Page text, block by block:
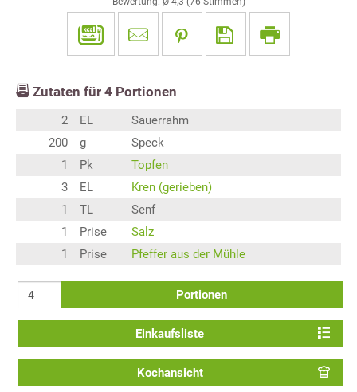
Zutaten für 4 Portionen
2 EL
Sauerrahm
200
g
Speck
1
Pk
Topfen
3
EL
Kren (gerieben)
1
TL
Senf
1
Prise
Salz
1
Prise Pfeffer aus der Mühle
Portionen
Einkaufsliste
Kochansicht